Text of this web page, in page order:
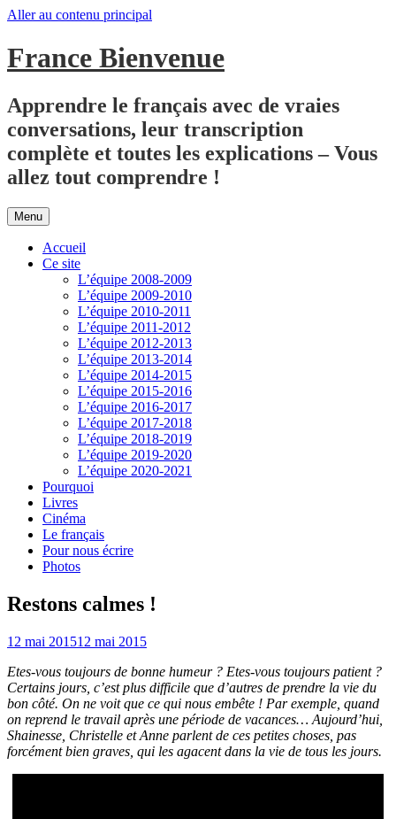
Aller au contenu principal
France Bienvenue
Apprendre le français avec de vraies
conversations, leur transcription
complète et toutes les explications – Vous
allez tout comprendre !
Menu
Accueil
Ce site
L’équipe 2008-2009
L’équipe 2009-2010
L’équipe 2010-2011
L’équipe 2011-2012
L’équipe 2012-2013
L’équipe 2013-2014
L’équipe 2014-2015
L’équipe 2015-2016
L’équipe 2016-2017
L’équipe 2017-2018
L’équipe 2018-2019
L’équipe 2019-2020
L’équipe 2020-2021
Pourquoi
Livres
Cinéma
Le français
Pour nous écrire
Photos
Restons calmes !
12 mai 201512 mai 2015
Etes-vous toujours de bonne humeur ? Etes-vous toujours patient ?
Certains jours, c’est plus difficile que d’autres de prendre la vie du
bon côté. On ne voit que ce qui nous embête ! Par exemple, quand
on reprend le travail après une période de vacances… Aujourd’hui,
Shainesse, Christelle et Anne parlent de ces petites choses, pas
forcément bien graves, qui les agacent dans la vie de tous les jours.